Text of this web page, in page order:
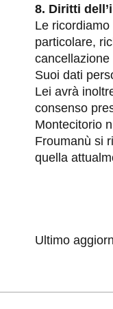
8. Diritti
Le
particolare,
Suoi dati
Lei avrà
consenso
Montecitorio
Froumanù si
quella
Ultimo